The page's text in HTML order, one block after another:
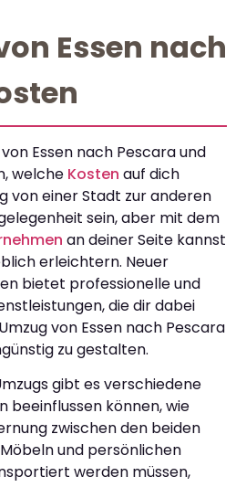
Essen nach
Essen nach Pescara und
welche Kosten auf dich
von einer Stadt zur anderen
sein, aber mit dem
an deiner Seite kannst
erleichtern. Neuer
bietet professionelle und
die dir dabei
von Essen nach Pescara
zu gestalten.
gibt es verschiedene
beeinflussen können, wie
zwischen den beiden
und persönlichen
werden müssen,